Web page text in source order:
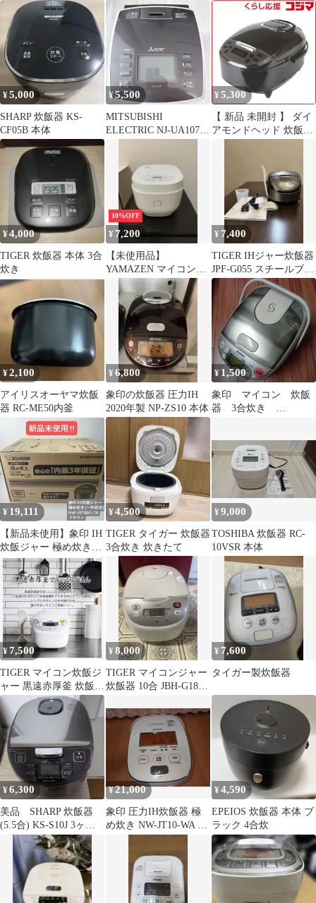
TS103M 本体
B
飯器 5.5合炊き 2020年
¥5,000
SHARP 炊飯器 KS-
CF05B 本体
¥5,500
MITSUBISHI
ELECTRIC NJ-UA107
¥ 5,300
【 新品 未開封 】 ダイ
アモンドヘッド 炊飯器
210H-BR 未使用 送料無
¥4,000
TIGER 炊飯器 本体 3合
炊き
10%OFF
¥ 7,200
【未使用品】
YAMAZEN マイコン炊
飯ジャー
¥ 7,400
TIGER IHジャー炊飯器
JPF-G055 スチールブラ
ック
¥2,100
アイリスオーヤマ炊飯
器 RC-ME50内釜
¥6,800
象印の炊飯器 圧力IH
2020年製 NP-ZS10 本体
¥ 1,500
象印 マイコン 炊飯
器 3合炊き
¥ 19,111
【新品未使用】象印 IH
炊飯ジャー 極め炊き
NW-VF18K1-TA (一升
炊き) ブラウン
¥4,500
TIGER タイガー 炊飯器
3合炊き 炊きたて
¥9,000
TOSHIBA 炊飯器 RC-
10VSR 本体
¥7,500
TIGER マイコン炊飯ジ
ャー 黒遠赤厚釜 炊飯器
本体
¥8,000
TIGER マイコンジャー
炊飯器 10合 JBH-G182
¥ 7,600
タイガー製炊飯器
¥6,300
美品 SHARP 炊飯器
(5.5合) KS-S10J 3ヶ月
使用
¥21,000
象印 圧力IH炊飯器 極
め炊き NW-JT10-WA 5.5
合炊き ホワイト
¥4,590
EPEIOS 炊飯器 本体 ブ
ラック 4合炊